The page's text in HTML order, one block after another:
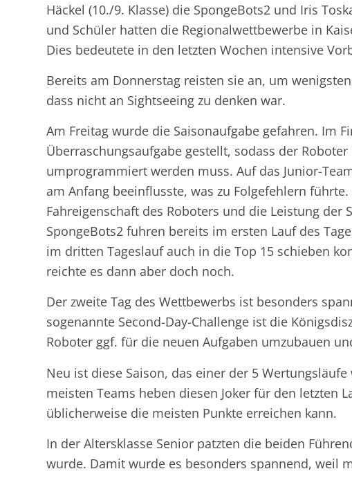
Häckel (10./9. Klasse) die SpongeBots2 und Iris
und Schüler hatten die Regionalwettbewerbe in
Dies bedeutete in den letzten Wochen intensive
Bereits am Donnerstag reisten sie an, um
dass nicht an Sightseeing zu denken war.
Am Freitag wurde die Saisonaufgabe gefahren. Im
Überraschungsaufgabe gestellt, sodass der
umprogrammiert werden muss. Auf das Junior-
am Anfang beeinflusste, was zu Folgefehlern
Fahreigenschaft des Roboters und die Leistung
SpongeBots2 fuhren bereits im ersten Lauf des
im dritten Tageslauf auch in die Top 15 schieben
reichte es dann aber doch noch.
Der zweite Tag des Wettbewerbs ist besonders
sogenannte Second-Day-Challenge ist die
Roboter ggf. für die neuen Aufgaben umzubauen
Neu ist diese Saison, das einer der 5
meisten Teams heben diesen Joker für den letzten
üblicherweise die meisten Punkte erreichen kann.
In der Altersklasse Senior patzten die beiden
wurde. Damit wurde es besonders spannend, weil